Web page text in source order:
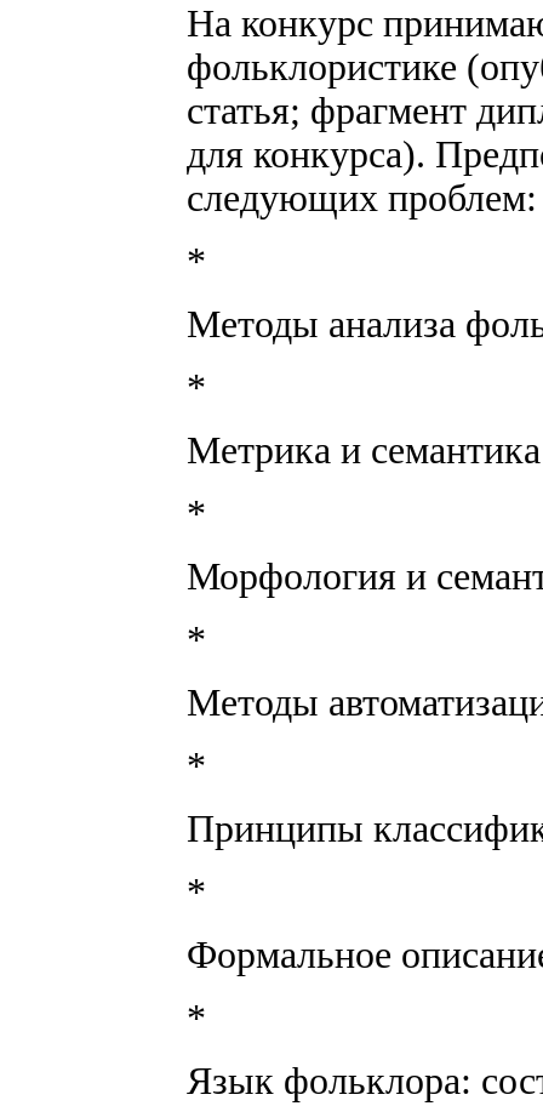
На конкурс
фольклористике
статья; фрагмент
для конкурса).
следующих проблем:
*
Методы анализа
*
Метрика и
*
Морфология и
*
Методы
*
Принципы
*
Формальное
*
Язык фольклора: